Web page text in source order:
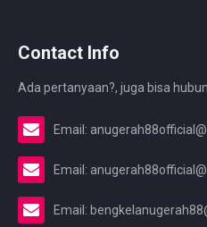
Contact Info
Ada pertanyaan?, juga bisa
Email:
Email:
Email: